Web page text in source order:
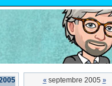
«septembre 2005 »